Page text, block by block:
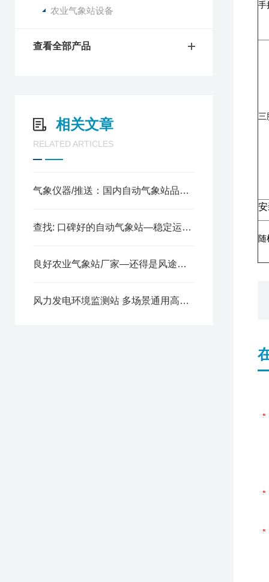
农业气象站设备
查看全部产品
相关文章
RELATED ARTICLES
气象仪器/推送：国内自动气象站品牌—自动气象站厂商有哪些
查找: 口碑好的自动气象站—稳定运行的气象环境监测设备
良好农业气象站厂家—还得是风途科技！
风力发电环境监测站 多场景通用高精度气象观测设备
手
三
随